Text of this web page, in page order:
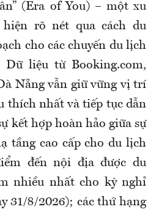
(Era of You) – một xu
rõ nét qua cách du
cho các chuyến du lịch
liệu từ Booking.com,
Nẵng vẫn giữ vững vị trí
thích nhất và tiếp tục dẫn
kết hợp hoàn hảo giữa sự
tầng cao cấp cho du lịch
đến nội địa được du
nhiều nhất cho kỳ nghỉ
31/8/2026); các thứ hạng